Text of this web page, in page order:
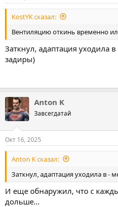
KostYK сказал:
Вентиляцию откинь временно
Заткнул, адаптация уходила
задиры)
Anton K
Завсегдатай
Окт 16, 2025
Anton K сказал:
Заткнул, адаптация уходила в -
И еще обнаружил, что с
дольше…